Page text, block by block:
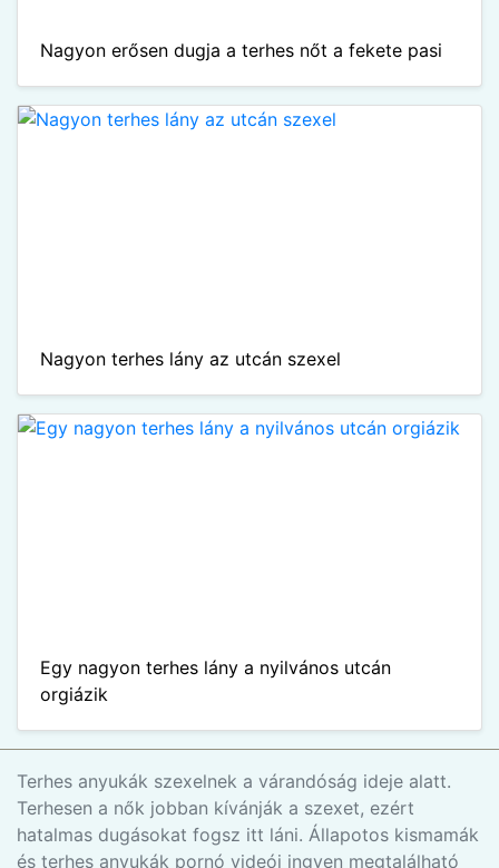
Nagyon erősen dugja a terhes nőt a fekete pasi
Nagyon terhes lány az utcán szexel
Egy nagyon terhes lány a nyilvános utcán
orgiázik
Terhes anyukák szexelnek a várandóság ideje alatt.
Terhesen a nők jobban kívánják a szexet, ezért
hatalmas dugásokat fogsz itt láni. Állapotos kismamák
és terhes anyukák pornó videói ingyen megtalálható